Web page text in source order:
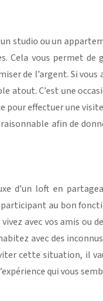
studio ou un
vous permet de
de l’argent. Si
C’est une
effectuer une
afin de
d’un loft en
au bon
avec vos amis
avec des
cette situation, il
qui vous